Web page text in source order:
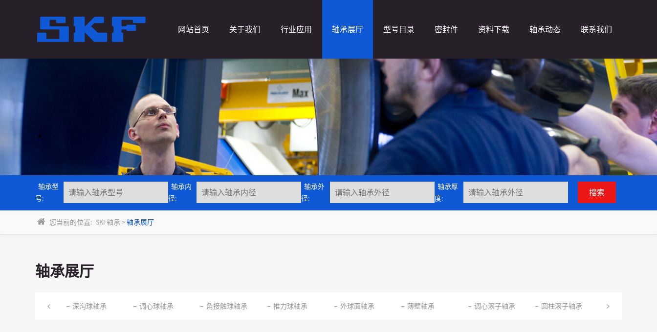
网站首页 关于我们 行业应用 轴承展厅 型号目录 密封件 资料下载 轴承动态 联系我们
轴承型
号:
轴承内
径:
轴承外
径:
轴承厚
度:
您当前的位置: SKF轴承>轴承展厅
轴承展厅
深沟球轴承 调心球轴承 角接触球轴承 推力球轴承 外球面轴承 薄壁轴承 调心滚子轴承 圆柱滚子轴承 圆锥滚子轴承